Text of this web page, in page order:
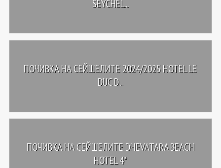
SEYCHEL...
ПОЧИВКА НА СЕЙШЕЛИТЕ 2024/2025 HOTEL LE
DUC D...
ПОЧИВКА НА СЕЙШЕЛИТЕ DHEVATARA BEACH
HOTEL 4*